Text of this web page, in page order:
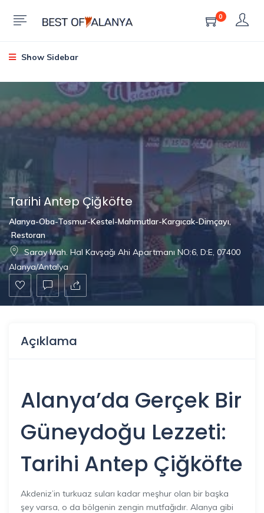
0
Show Sidebar
Tarihi Antep Çiğköfte
Alanya-Oba-Tosmur-Kestel-Mahmutlar-Kargıcak-Dimçayı,
Restoran
Saray Mah. Hal Kavşağı Ahi Apartmanı NO:6, D:E, 07400
Alanya/Antalya
Açıklama
Alanya’da Gerçek Bir
Güneydoğu Lezzeti:
Tarihi Antep Çiğköfte
Akdeniz’in turkuaz suları kadar meşhur olan bir başka
şey varsa, o da bölgenin zengin mutfağıdır. Alanya gibi